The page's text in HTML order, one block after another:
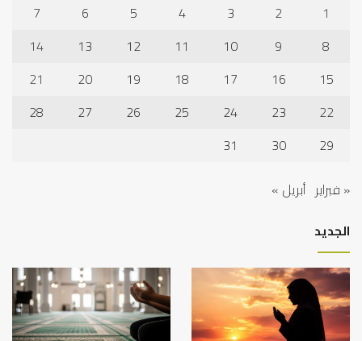
1
2
3
4
5
6
7
8
9
10
11
12
13
14
15
16
17
18
19
20
21
22
23
24
25
26
27
28
29
30
31
« فبراير أبريل »
الجديد